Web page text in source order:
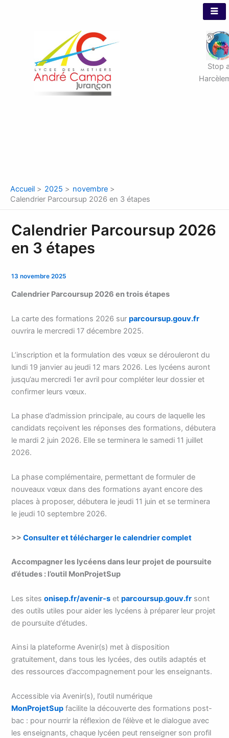
Stop
Accueil 2025
novembre
Calendrier Parcoursup 2026 en 3 étapes
Calendrier Parcoursup 2026
en 3 étapes
13 novembre 2025
Calendrier Parcoursup 2026 en trois étapes
La carte des formations 2026 surparcoursup.gouv.fr
ouvrira le mercredi 17 décembre 2025.
L’inscription et la formulation des vœux se dérouleront du
lundi 19 janvier au jeudi 12 mars 2026. Les lycéens auront
jusqu’au mercredi 1er avril pour compléter leur dossier et
confirmer leurs vœux.
La phase d’admission principale, au cours de laquelle les
candidats reçoivent les réponses des formations, débutera
le mardi 2 juin 2026. Elle se terminera le samedi 11 juillet
2026.
La phase complémentaire, permettant de formuler de
nouveaux vœux dans des formations ayant encore des
places à proposer, débutera le jeudi 11 juin et se terminera
le jeudi 10 septembre 2026.
>>Consulter et télécharger le calendrier complet
Accompagner les lycéens dans leur projet de poursuite
d’études : l’outil MonProjetSup
Les sitesonisep.fr/avenir-s etparcoursup.gouv.fr sont
des outils utiles pour aider les lycéens à préparer leur projet
de poursuite d’études.
Ainsi la plateforme Avenir(s) met à disposition
gratuitement, dans tous les lycées, des outils adaptés et
des ressources d’accompagnement pour les enseignants.
Accessible via Avenir(s), l’outil numérique
MonProjetSup facilite la découverte des formations post-
bac : pour nourrir la réflexion de l’élève et le dialogue avec
les enseignants, chaque lycéen peut renseigner son profil